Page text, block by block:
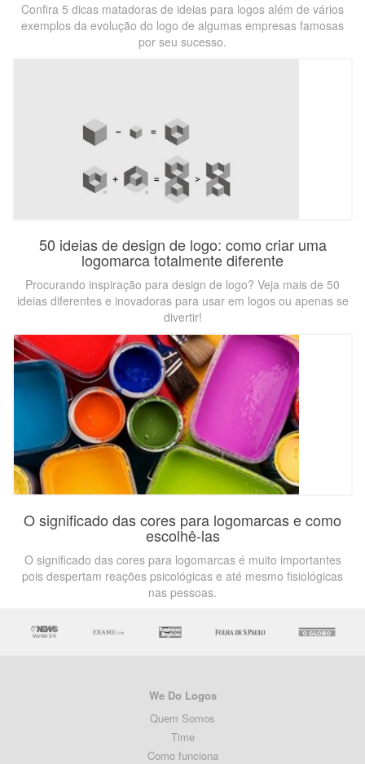
Confira 5 dicas matadoras de ideias para logos além de vários
exemplos da evolução do logo de algumas empresas famosas
por seu sucesso.
50 ideias de design de logo: como criar uma
logomarca totalmente diferente
Procurando inspiração para design de logo? Veja mais de 50
ideias diferentes e inovadoras para usar em logos ou apenas se
divertir!
O significado das cores para logomarcas e como
escolhê-las
O significado das cores para logomarcas é muito importantes
pois despertam reações psicológicas e até mesmo fisiológicas
nas pessoas.
We Do Logos
Quem Somos
Time
Como funciona